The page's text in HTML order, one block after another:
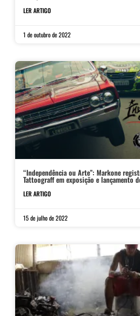
LER ARTIGO
1 de outubro de 2022
“Independência ou Arte”: Markone
Tattoograff em exposição e lançamento
LER ARTIGO
15 de julho de 2022